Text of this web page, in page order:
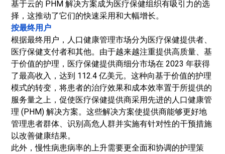
基于云的 PHM 解决方案成为医疗保健组织有吸引力的选
择，这推动了它们的快速采用和大幅增长。
按最终用户
根据最终用户，人口健康管理市场分为医疗保健提供者、
医疗保健支付者和其他。由于越来越注重提供高质量、基
于价值的护理，医疗保健提供商细分市场在 2023 年获得
了最高收入，达到 112.4 亿美元。这种向基于价值的护理
模式的转变，将患者的治疗效果和成本效率置于所提供的
服务量之上，促使医疗保健提供商采用先进的人口健康管
理 (PHM) 解决方案。这些解决方案使提供商能够更好地
管理患者群体、识别高危人群并实施有针对性的干预措施
以改善健康结果。
此外，慢性病患病率的上升需要更全面和协调的护理策